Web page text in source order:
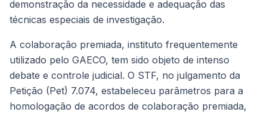
demonstração da necessidade e adequação das
técnicas especiais de investigação.
A colaboração premiada, instituto frequentemente
utilizado pelo GAECO, tem sido objeto de intenso
debate e controle judicial. O STF, no julgamento da
Petição (Pet) 7.074, estabeleceu parâmetros para a
homologação de acordos de colaboração premiada,